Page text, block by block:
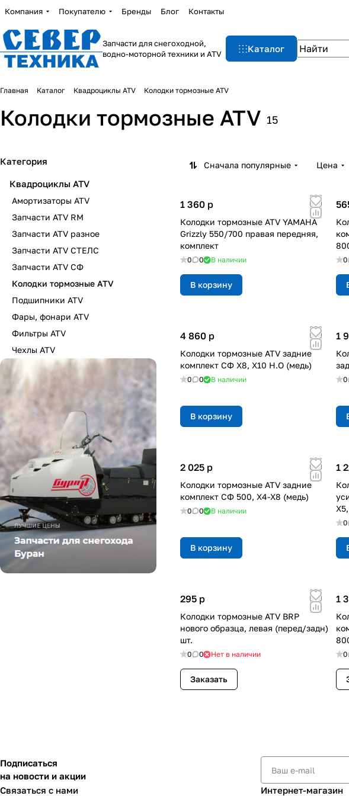
Компания Покупателю Бренды Блог Контакты
Запчасти для снегоходной,
водно-моторной техники и ATV
Каталог
Главная Каталог Квадроциклы ATV Колодки тормозные ATV
Колодки тормозные ATV 15
Сначала популярные Цена
1 360 p
Колодки тормозные ATV YAMAHA
Grizzly 550/700 правая передняя,
комплект
0 0 В наличии
В корзину
0
4 860 p
Колодки тормозные ATV задние
комплект СФ X8, X10 Н.О (медь)
0 0 В наличии
В корзину
1
0
2 025 p
Колодки тормозные ATV задние
комплект СФ 500, X4-X8 (медь)
0 0 В наличии
В корзину
1
0
295 p
Колодки тормозные ATV BRP
нового образца, левая (перед/задн)
шт.
0 0 Нет в наличии
Заказать
1
0
Категория
Квадроциклы ATV
Амортизаторы ATV
Запчасти ATV RM
Запчасти ATV разное
Запчасти ATV СТЕЛС
Запчасти ATV СФ
Колодки тормозные ATV
Подшипники ATV
Фары, фонари ATV
Фильтры ATV
Чехлы ATV
Подписаться
на новости и акции
Связаться с нами
Интернет-магазин